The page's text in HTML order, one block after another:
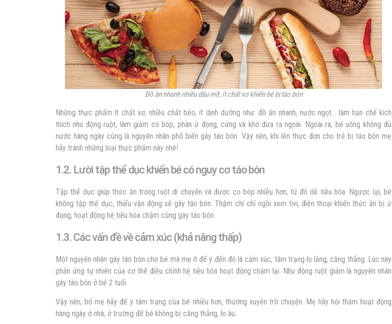
Đồ ăn nhanh nhiều dầu mỡ, ít chất xơ khiến bé bị táo bón
Những thực phẩm ít chất xơ, nhiều chất béo, ít dinh dưỡng như: đồ ăn nhanh, nước ngọt… làm hạn chế kích
thích nhu động ruột, làm giảm co bóp, phân ứ đọng, cứng và khó đưa ra ngoài. Ngoài ra, bé uống không đủ
nước hàng ngày cũng là nguyên nhân phổ biến gây táo bón. Vậy nên, khi lên thực đơn cho trẻ bị táo bónmẹ
hãy tránh những loại thực phẩm này nhé!
1.2. Lười tập thể dục khiến bé có nguy cơ táo bón
Tập thể dục giúp thức ăn trong ruột di chuyển và được co bóp nhiều hơn, từ đó dễ tiêu hóa. Ngược lại, bé
không tập thể dục, thiếu vận động sẽ gây táo bón. Thậm chí chỉ ngồi xem tivi, điện thoại khiến thức ăn bị ứ
đọng, hoạt động hệ tiêu hóa chậm cũng gây táo bón.
1.3. Các vấn đề về cảm xúc (khả năng thấp)
Một nguyên nhân gây táo bón cho bé mà mẹ ít để ý đến đó là cảm xúc, tâm trạng lo lắng, căng thẳng. Lúc này
phản ứng tự nhiên của cơ thể điều chỉnh hệ tiêu hóa hoạt động chậm lại. Nhu động ruột giảm là nguyên nhân
gây táo bón ở bé 2 tuổi.
Vậy nên, bố mẹ hãy để ý tâm trạng của bé nhiều hơn, thường xuyên trò chuyện. Mẹ hãy hỏi thăm hoạt động
hàng ngày ở nhà, ở trường để bé không bị căng thẳng, lo âu.